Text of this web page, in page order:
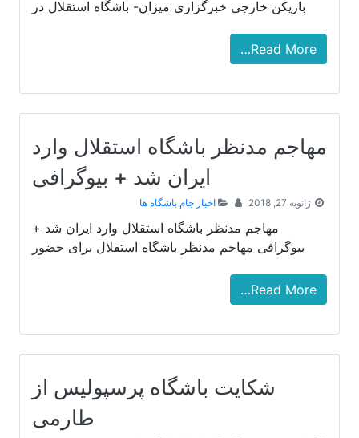
بازیکن خارجی خبرگزاری میزان- باشگاه استقلال در
Read More…
مهاجم مدنظر باشگاه استقلال وارد
ایران شد + بیوگرافی
ژانویه 27, 2018 اخبار جام باشگاه ها
مهاجم مدنظر باشگاه استقلال وارد ایران شد +
بیوگرافی مهاجم مدنظر باشگاه استقلال برای حضور
Read More…
شکایت باشگاه پرسپولیس از
طارمی